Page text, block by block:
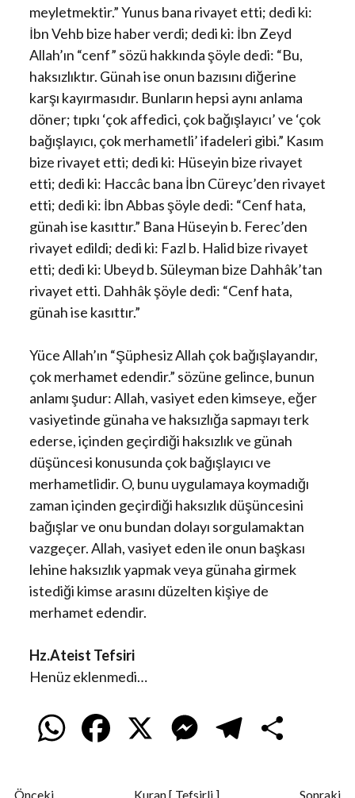
meyletmektir.” Yunus bana rivayet etti; dedi ki:
İbn Vehb bize haber verdi; dedi ki: İbn Zeyd
Allah’ın “cenf” sözü hakkında şöyle dedi: “Bu,
haksızlıktır. Günah ise onun bazısını diğerine
karşı kayırmasıdır. Bunların hepsi aynı anlama
döner; tıpkı ‘çok affedici, çok bağışlayıcı’ ve ‘çok
bağışlayıcı, çok merhametli’ ifadeleri gibi.” Kasım
bize rivayet etti; dedi ki: Hüseyin bize rivayet
etti; dedi ki: Haccâc bana İbn Cüreyc’den rivayet
etti; dedi ki: İbn Abbas şöyle dedi: “Cenf hata,
günah ise kasıttır.” Bana Hüseyin b. Ferec’den
rivayet edildi; dedi ki: Fazl b. Halid bize rivayet
etti; dedi ki: Ubeyd b. Süleyman bize Dahhâk’tan
rivayet etti. Dahhâk şöyle dedi: “Cenf hata,
günah ise kasıttır.”
Yüce Allah’ın “Şüphesiz Allah çok bağışlayandır,
çok merhamet edendir.” sözüne gelince, bunun
anlamı şudur: Allah, vasiyet eden kimseye, eğer
vasiyetinde günaha ve haksızlığa sapmayı terk
ederse, içinden geçirdiği haksızlık ve günah
düşüncesi konusunda çok bağışlayıcı ve
merhametlidir. O, bunu uygulamaya koymadığı
zaman içinden geçirdiği haksızlık düşüncesini
bağışlar ve onu bundan dolayı sorgulamaktan
vazgeçer. Allah, vasiyet eden ile onun başkası
lehine haksızlık yapmak veya günaha girmek
istediği kimse arasını düzelten kişiye de
merhamet edendir.
Hz.Ateist Tefsiri
Henüz eklenmedi…
W M
Önceki Sonraki
Kuran [ Tefsirli ]